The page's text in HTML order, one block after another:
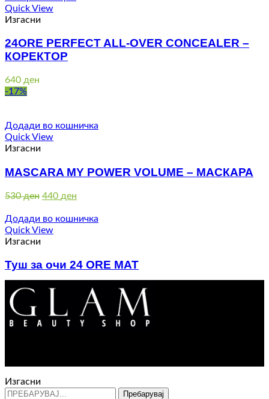
Quick View
Изгасни
24ORE PERFECT ALL-OVER CONCEALER –
КОРЕКТОР
640 ден
-17%
Додади во кошничка
Quick View
Изгасни
MASCARA MY POWER VOLUME – МАСКАРА
530ден Original
was:
530 ден.
440 ден
is:
Додади во кошничка
Quick View
Изгасни
Туш за очи 24 ORE MAT
520ден
Изгасни
Пребарувај